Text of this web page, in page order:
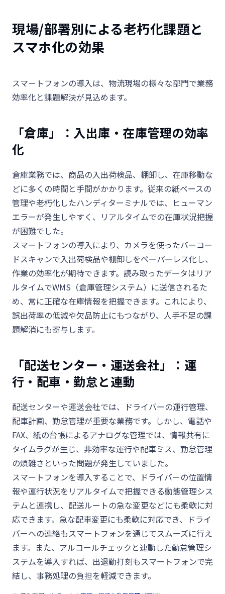
現場/部署別による老朽化課題と
スマホ化の効果
スマートフォンの導入は、物流現場の様々な部門で業務
効率化と課題解決が見込めます。
「倉庫」：入出庫・在庫管理の効率
化
倉庫業務では、商品の入出荷検品、棚卸し、在庫移動な
どに多くの時間と手間がかかります。従来の紙ベースの
管理や老朽化したハンディターミナルでは、ヒューマン
エラーが発生しやすく、リアルタイムでの在庫状況把握
が困難でした。
スマートフォンの導入により、カメラを使ったバーコー
ドスキャンで入出荷検品や棚卸しをペーパーレス化し、
作業の効率化が期待できます。読み取ったデータはリア
ルタイムでWMS （倉庫管理システム）に送信されるた
め、常に正確な在庫情報を把握できます。これにより、
誤出荷率の低減や欠品防止にもつながり、人手不足の課
題解消にも寄与します。
「配送センター・運送会社」：運
行・配車・勤怠と連動
配送センターや運送会社では、ドライバーの運行管理、
配車計画、勤怠管理が重要な業務です。しかし、電話や
FAX、紙の台帳によるアナログな管理では、情報共有に
タイムラグが生じ、非効率な運行や配車ミス、勤怠管理
の煩雑さといった問題が発生していました。
スマートフォンを導入することで、ドライバーの位置情
報や運行状況をリアルタイムで把握できる動態管理シス
テムと連携し、配送ルートの急な変更などにも柔軟に対
応できます。急な配車変更にも柔軟に対応でき、ドライ
バーへの連絡もスマートフォンを通じてスムーズに行え
ます。また、アルコールチェックと連動した勤怠管理シ
ステムを導入すれば、出退勤打刻もスマートフォンで完
結し、事務処理の負担を軽減できます。